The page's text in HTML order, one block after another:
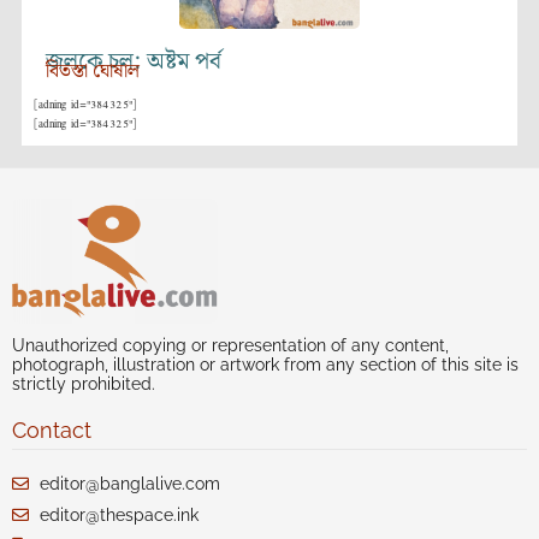
জলকে চল: অষ্টম পর্ব
বিতস্তা ঘোষাল
[adning id="384325"]
[adning id="384325"]
Unauthorized copying or representation of any content,
photograph, illustration or artwork from any section of this site is
strictly prohibited.
Contact
editor@banglalive.com
editor@thespace.ink